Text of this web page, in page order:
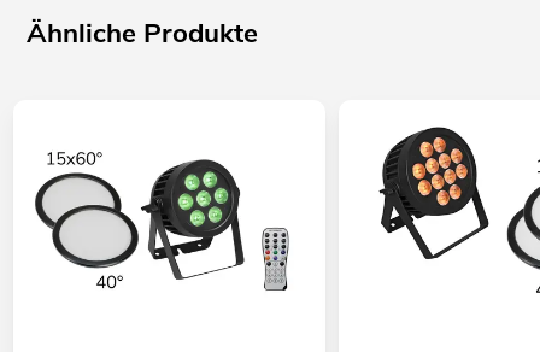
Ähnliche Produkte